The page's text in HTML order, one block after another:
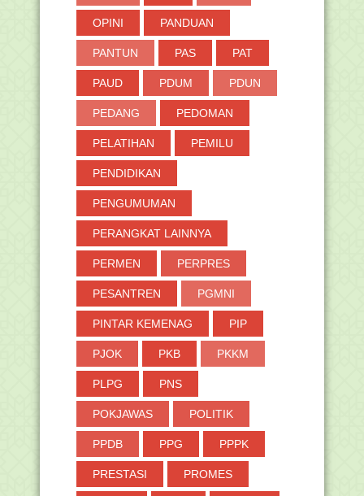
OPINI PANDUAN
PANTUN PAS PAT
PAUD PDUM PDUN
PEDANG PEDOMAN
PELATIHAN PEMILU
PENDIDIKAN
PENGUMUMAN
PERANGKAT LAINNYA
PERMEN PERPRES
PESANTREN PGMNI
PINTAR KEMENAG PIP
PJOK PKB PKKM
PLPG PNS
POKJAWAS POLITIK
PPDB PPG PPPK
PRESTASI PROMES